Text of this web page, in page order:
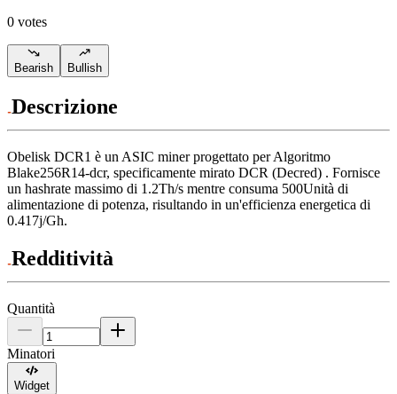
0 votes
Bearish Bullish
Descrizione
Obelisk DCR1 è un ASIC miner progettato per Algoritmo
Blake256R14-dcr, specificamente mirato DCR (Decred) . Fornisce
un hashrate massimo di 1.2Th/s mentre consuma 500Unità di
alimentazione di potenza, risultando in un'efficienza energetica di
0.417j/Gh.
Redditività
Quantità
Minatori
Widget